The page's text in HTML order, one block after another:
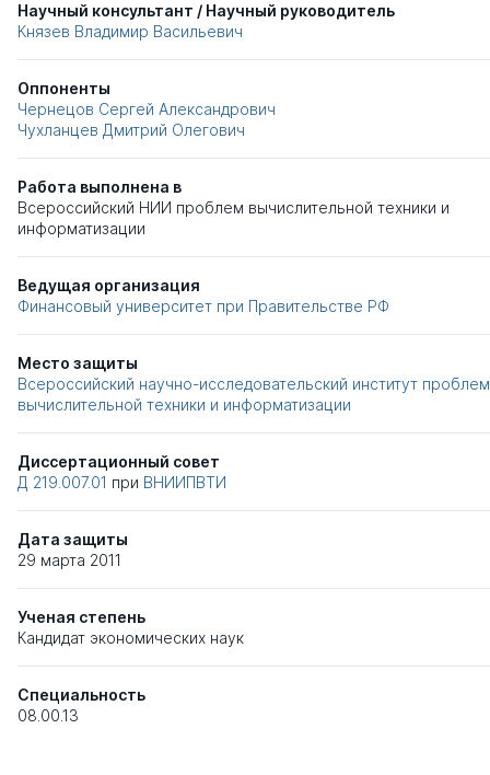
Научный консультант / Научный руководитель
Князев Владимир Васильевич
Оппоненты
Чернецов Сергей Александрович
Чухланцев Дмитрий Олегович
Работа выполнена в
Всероссийский НИИ проблем вычислительной техники и
информатизации
Ведущая организация
Финансовый университет при Правительстве РФ
Место защиты
Всероссийский научно-исследовательский институт проблем
вычислительной техники и информатизации
Диссертационный совет
Д 219.007.01 при ВНИИПВТИ
Дата защиты
29 марта 2011
Ученая степень
Кандидат экономических наук
Специальность
08.00.13